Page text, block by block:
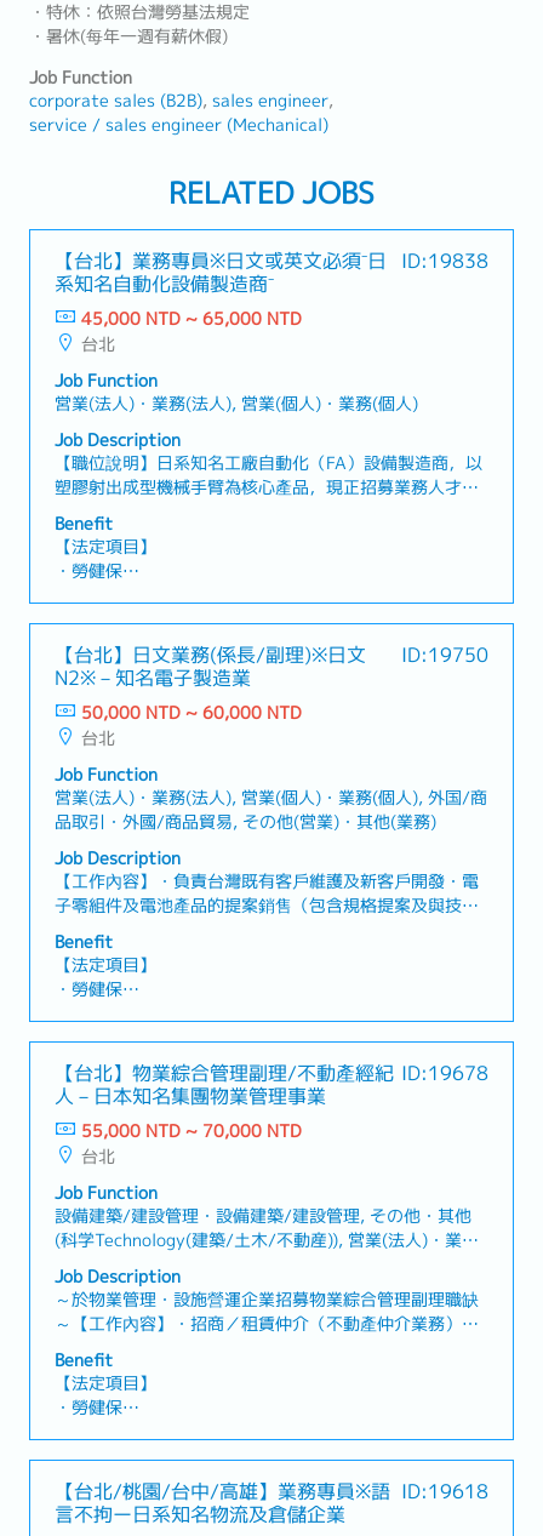
・特休：依照台灣勞基法規定
・暑休(每年一週有薪休假)
Job Function
corporate sales (B2B) sales engineer
service / sales engineer (Mechanical)
RELATED JOBS
【台北】業務專員※日文或英文必須⁻日
系知名自動化設備製造商⁻
ID:19838
45,000 NTD ~ 65,000 NTD
台北
Job Function
営業(法人)・業務(法人), 営業(個人)・業務(個人)
Job Description
【職位說明】日系知名工廠自動化（FA）設備製造商，以
塑膠射出成型機械手臂為核心產品，現正招募業務人才！
【工作內容】・維護既有客戶關係，並進行提案型業務・
運用休眠客戶名單等資源，開發新客戶・依據客戶需求提
出最適合的產品方案・製作報價單・管理產品交期及出貨
時程・拜訪客戶並進行業務洽談【補充資訊】・提供公司
公務車・主要客戶產業：電子相關、醫療產業、容器製造
Benefit
【法定項目】
・勞健保
・各種休假（特別休假、婚假、喪假、生理假、產檢假、
陪產假、產假、育嬰假）
・退休金
【公司福利】
・獎金：約1.5個月～※依公司營運績效及個人績效發放
・伙食費
・交通津貼
【台北】日文業務(係長/副理)※日文
N2※－知名電子製造業
ID:19750
50,000 NTD ~ 60,000 NTD
台北
Job Function
営業(法人)・業務(法人), 営業(個人)・業務(個人), 外国/商
品取引・外國/商品貿易, その他(営業)・其他(業務)
Job Description
【工作內容】・負責台灣既有客戶維護及新客戶開發・電
子零組件及電池產品的提案銷售（包含規格提案及與技術
部門協調）・根據客戶需求進行產品選型，並提供問題解
決方案・負責報價製作、價格協商及合約簽訂・與公司內
部相關部門（研發、品質、生產）密切合作與協調
Benefit
【法定項目】
・勞健保
・各種休假（特別休假、婚假、喪假、生理假、產檢假、
陪產假、產假、育嬰假）
・退休金
【公司福利】
・年終獎金 (約1.5個月)
・勞動/中秋/春節禮金
・中秋禮券/春節禮券/生日禮券
・英日語言津貼、效率津貼、其他技術津貼、交通津貼
・日文語言進修、自主專業外部訓練、年度教育訓練
・結婚禮券、住院慰問禮券
・健康檢查
【台北】物業綜合管理副理/不動產經紀
人－日本知名集團物業管理事業
ID:19678
55,000 NTD ~ 70,000 NTD
台北
Job Function
設備建築/建設管理・設備建築/建設管理, その他・其他
(科学Technology(建築/土木/不動産)), 営業(法人)・業務
(法人), 営業(個人)・業務(個人), その他(営業)・其他(業
務)
Job Description
～於物業管理・設施營運企業招募物業綜合管理副理職缺
～【工作內容】・招商／租賃仲介（不動產仲介業務）制
度建立・提供商辦大樓內企業承租戶日常營運需求及諮
詢・維持協力廠商履約成效及業務執行力・建築物永續維
運管理業務執行・管理團隊人員及工作，教育人員・業主
窗口,客戶之應對,跨部門溝通・支援公司其他案場・協助案
場駐點主管・新建規劃案專案協助・執行主管交辦事項
職滿一年至日本總部研修一週
Benefit
【法定項目】
・勞健保
・各種休假(特別休假、婚假、喪假、生理假、產檢假、陪
產假、產假、育嬰假)
・退休金
【台北/桃園/台中/高雄】業務專員※語
言不拘ー日系知名物流及倉儲企業
ID:19618